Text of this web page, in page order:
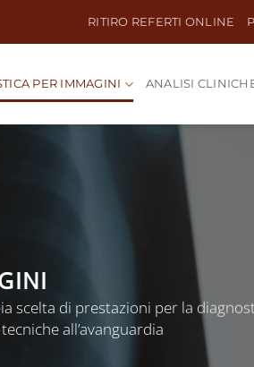
RITIRO REFERTI ONLINE
PER IMMAGINI ANALISI
scelta di prestazioni per la
all’avanguardia